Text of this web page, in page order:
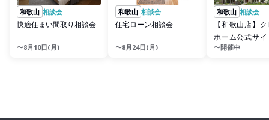
和歌山 相談会
快適住まい間取り相談会
〜8月10日(月)
和歌山 相談会
住宅ローン相談会
〜8月24日(月)
和歌山 相談会
【和歌山店】
ホーム公式サ
予約
〜開催中